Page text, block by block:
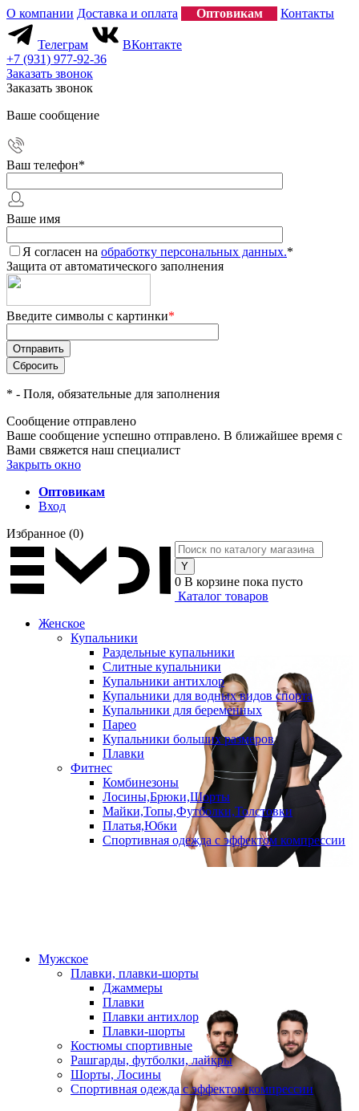
О компании Доставка и оплата Оптовикам Контакты
Телеграм
ВКонтакте
+7 (931) 977-92-36
Заказать звонок
Заказать звонок
Ваше сообщение
Ваш телефон*
Ваше имя
Я согласен на обработку персональных данных.*
Защита от автоматического заполнения
Введите символы с картинки*
* - Поля, обязательные для заполнения
Сообщение отправлено
Ваше сообщение успешно отправлено. В ближайшее время с
Вами свяжется наш специалист
Закрыть окно
Оптовикам
Вход
Избранное (0)
0 В корзине пока пусто
Каталог товаров
Женское
Купальники
Раздельные купальники
Слитные купальники
Купальники антихлор
Купальники для водных видов спорта
Купальники для беременных
Парео
Купальники больших размеров
Плавки
Фитнес
Комбинезоны
Лосины,Брюки,Шорты
Майки,Топы,Футболки,Толстовки
Платья,Юбки
Спортивная одежда с эффектом компрессии
Мужское
Плавки, плавки-шорты
Джаммеры
Плавки
Плавки антихлор
Плавки-шорты
Костюмы спортивные
Рашгарды, футболки, лайкры
Шорты, Лосины
Спортивная одежда с эффектом компрессии